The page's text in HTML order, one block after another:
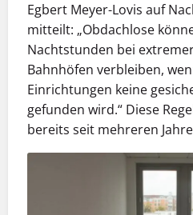
Egbert Meyer-Lovis auf
mitteilt: „Obdachlose
Nachtstunden bei
Bahnhöfen verbleiben,
Einrichtungen keine
gefunden wird.“ Diese
bereits seit mehreren